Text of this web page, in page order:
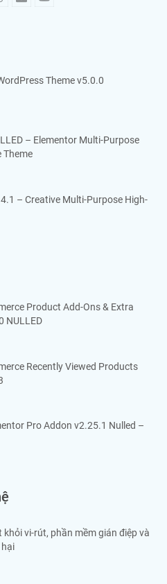
Theme v5.0.0
– Elementor Multi-Purpose
Theme
– Creative Multi-Purpose High-
Product Add-Ons & Extra
NULLED
Recently Viewed Products
Pro Addon v2.25.1 Nulled –
khỏi vi-rút, phần mềm gián điệp và
hại